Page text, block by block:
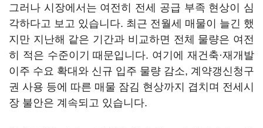
그러나 시장에서는 여전히 전세 공급 부족 현상이 심
각하다고 보고 있습니다. 최근 전월세 매물이 늘긴 했
지만 지난해 같은 기간과 비교하면 전체 물량은 여전
히 적은 수준이기 때문입니다. 여기에 재건축·재개발
이주 수요 확대와 신규 입주 물량 감소, 계약갱신청구
권 사용 등에 따른 매물 잠김 현상까지 겹치며 전세시
장 불안은 계속되고 있습니다.